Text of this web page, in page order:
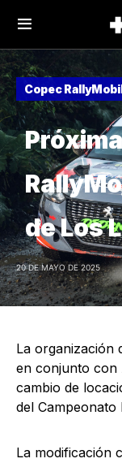
Copec
de Los
20 DE MAYO DE 2025
La organización
en conjunto con
cambio de
del Campeonato
La modificación